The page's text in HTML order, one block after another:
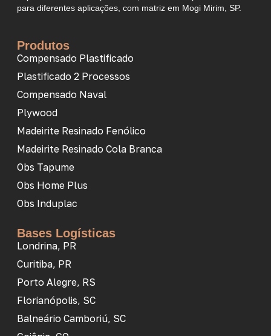
para diferentes aplicações, com matriz em Mogi Mirim, SP.
Produtos
Compensado Plastificado
Plastificado 2 Processos
Compensado Naval
Plywood
Madeirite Resinado Fenólico
Madeirite Resinado Cola Branca
Obs Tapume
Obs Home Plus
Obs Induplac
Bases Logísticas
Londrina, PR
Curitiba, PR
Porto Alegre, RS
Florianópolis, SC
Balneário Camboriú, SC